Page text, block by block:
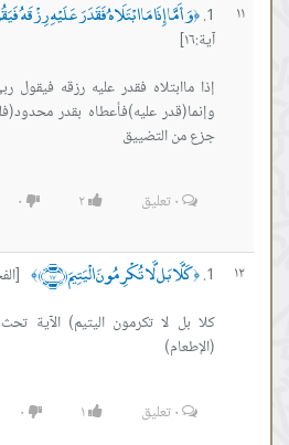
١١ ﴿وَأَمَّا إِذَا مَا ابْتَلَاهُ فَقَدَرَ عَلَيْهِ رِزْقَهُ
آية:١٦]
إذا ماابتلاه فقدر عليه رزقه فيقول
وإنما(قدر عليه)فأعطاه بقدر
جزع من التضييق
٠تعليق ٢ ٠
١٢ ﴿كَلَّا بَل لَّا تُكْرِمُونَ الْيَتِيمَ ﴿١٧﴾ ﴾
كلا بل لا تكرمون اليتيم) الآية
(الإطعام)
٠تعليق ١ ٠